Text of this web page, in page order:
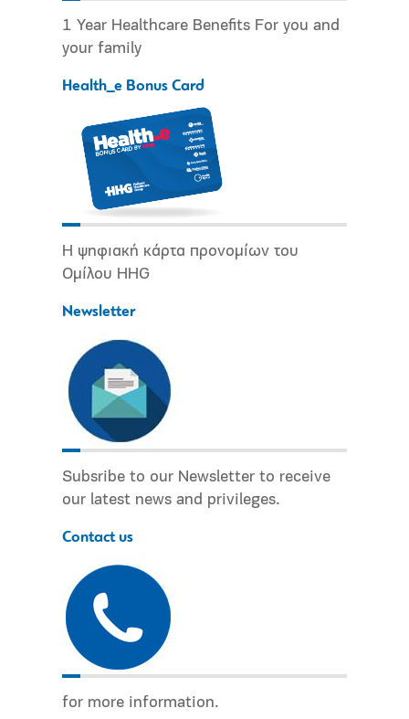
1 Year Healthcare Benefits For you and
your family
Health_e Bonus Card
Η ψηφιακή κάρτα προνομίων του
Ομίλου HHG
Newsletter
Subsribe to our Newsletter to receive
our latest news and privileges.
Contact us
for more information.